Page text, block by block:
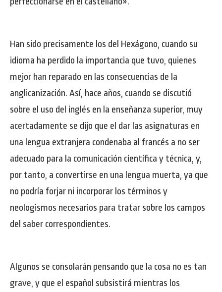
Han sido precisamente los del Hexágono, cuando su
idioma ha perdido la importancia que tuvo, quienes
mejor han reparado en las consecuencias de la
anglicanización. Así, hace años, cuando se discutió
sobre el uso del inglés en la enseñanza superior, muy
acertadamente se dijo que el dar las asignaturas en
una lengua extranjera condenaba al francés a no ser
adecuado para la comunicación científica y técnica, y,
por tanto, a convertirse en una lengua muerta, ya que
no podría forjar ni incorporar los términos y
neologismos necesarios para tratar sobre los campos
del saber correspondientes.
Algunos se consolarán pensando que la cosa no es tan
grave, y que el español subsistirá mientras los